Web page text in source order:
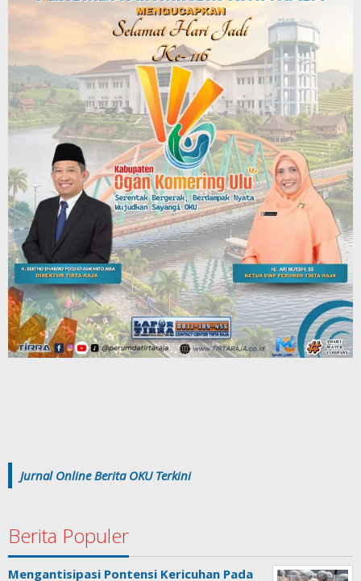
Jurnal Online Berita OKU Terkini
Berita Populer
Mengantisipasi Pontensi Kericuhan Pada